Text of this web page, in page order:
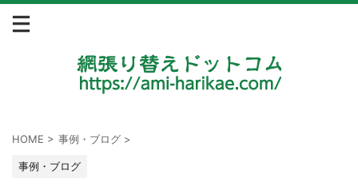
HOME > 事例・ブログ >
事例・ブログ